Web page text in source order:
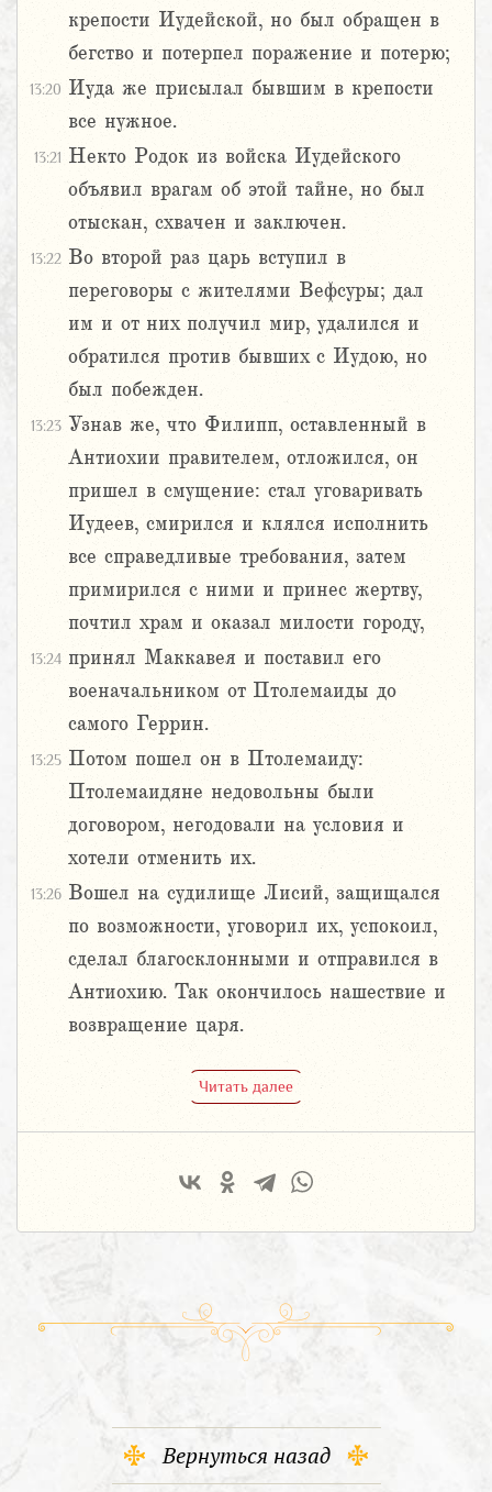
крепости Иудейской, но был обращен в
бегство и потерпел поражение и потерю;
13:20 Иуда же присылал бывшим в крепости
все нужное.
13:21 Некто Родок из войска Иудейского
объявил врагам об этой тайне, но был
отыскан, схвачен и заключен.
13:22 Во второй раз царь вступил в
переговоры с жителями Вефсуры; дал
им и от них получил мир, удалился и
обратился против бывших с Иудою, но
был побежден.
13:23 Узнав же, что Филипп, оставленный в
Антиохии правителем, отложился, он
пришел в смущение: стал уговаривать
Иудеев, смирился и клялся исполнить
все справедливые требования, затем
примирился с ними и принес жертву,
почтил храм и оказал милости городу,
13:24 принял Маккавея и поставил его
военачальником от Птолемаиды до
самого Геррин.
13:25 Потом пошел он в Птолемаиду:
Птолемаидяне недовольны были
договором, негодовали на условия и
хотели отменить их.
13:26 Вошел на судилище Лисий, защищался
по возможности, уговорил их, успокоил,
сделал благосклонными и отправился в
Антиохию. Так окончилось нашествие и
возвращение царя.
Читать далее
Вернуться назад